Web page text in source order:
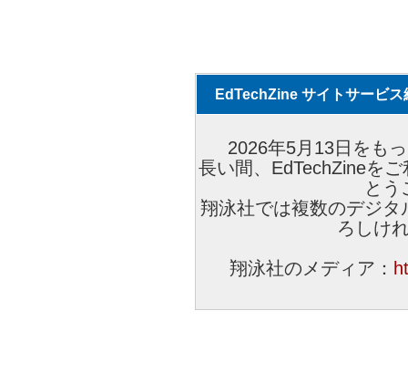
EdTechZine サイトサービス
2026年5月13日をも
長い間、EdTechZineを
とう
翔泳社では複数のデジ
ろしけ
翔泳社のメディア：